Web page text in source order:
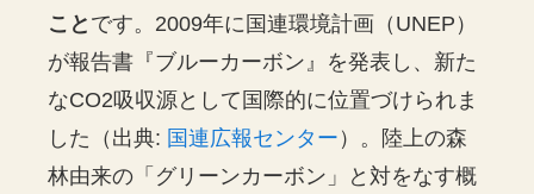
こと です。2009年に国連環境計画（UNEP）
が報告書『ブルーカーボン』を発表し、新た
なCO2吸収源として国際的に位置づけられま
した（出典: 国連広報センター ）。陸上の森
林由来の「グリーンカーボン」と対をなす概